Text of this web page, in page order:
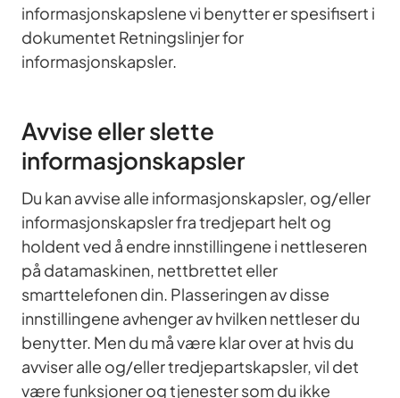
informasjonskapslene vi benytter er spesifisert i
dokumentet Retningslinjer for
informasjonskapsler.
Avvise eller slette
informasjonskapsler
Du kan avvise alle informasjonskapsler, og/eller
informasjonskapsler fra tredjepart helt og
holdent ved å endre innstillingene i nettleseren
på datamaskinen, nettbrettet eller
smarttelefonen din. Plasseringen av disse
innstillingene avhenger av hvilken nettleser du
benytter. Men du må være klar over at hvis du
avviser alle og/eller tredjepartskapsler, vil det
være funksjoner og tjenester som du ikke